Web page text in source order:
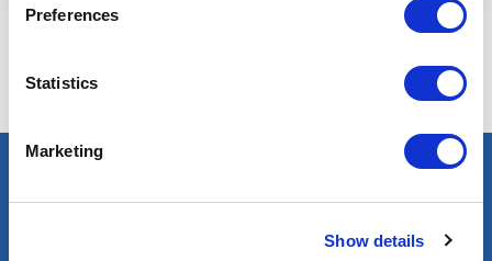
Preferences
Statistics
Marketing
Show details